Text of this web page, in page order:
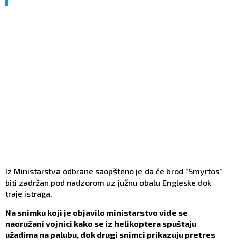
Iz Ministarstva odbrane saopšteno je da će brod "Smyrtos"
biti zadržan pod nadzorom uz južnu obalu Engleske dok
traje istraga.
Na snimku koji je objavilo ministarstvo vide se
naoružani vojnici kako se iz helikoptera spuštaju
užadima na palubu, dok drugi snimci prikazuju pretres